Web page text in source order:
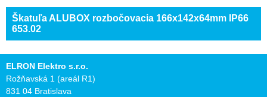
Škatuľa ALUBOX rozbočovacia 166x142x64mm IP66
653.02
ELRON Elektro s.r.o.
Rožňavská 1 (areál R1)
831 04 Bratislava